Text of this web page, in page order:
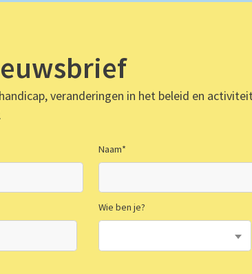
veranderingen in het beleid en
Naam*
Wie ben je?